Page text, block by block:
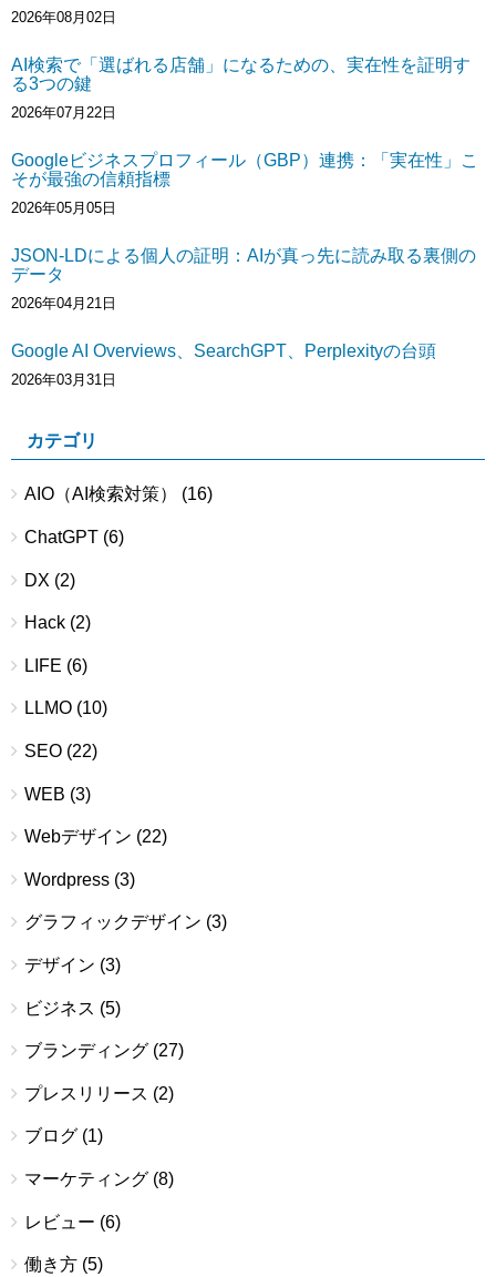
2026年08月02日
AI検索で「選ばれる店舗」になるための、実在性を証明す
る3つの鍵
2026年07月22日
Googleビジネスプロフィール（GBP）連携：「実在性」こ
そが最強の信頼指標
2026年05月05日
JSON-LDによる個人の証明：AIが真っ先に読み取る裏側の
データ
2026年04月21日
Google AI Overviews、SearchGPT、Perplexityの台頭
2026年03月31日
カテゴリ
AIO（AI検索対策） (16)
ChatGPT (6)
DX (2)
Hack (2)
LIFE (6)
LLMO (10)
SEO (22)
WEB (3)
Webデザイン (22)
Wordpress (3)
グラフィックデザイン (3)
デザイン (3)
ビジネス (5)
ブランディング (27)
プレスリリース (2)
ブログ (1)
マーケティング (8)
レビュー (6)
働き方 (5)